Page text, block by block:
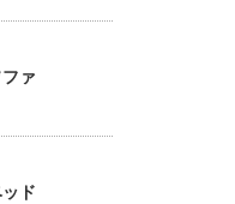
ァ
ド